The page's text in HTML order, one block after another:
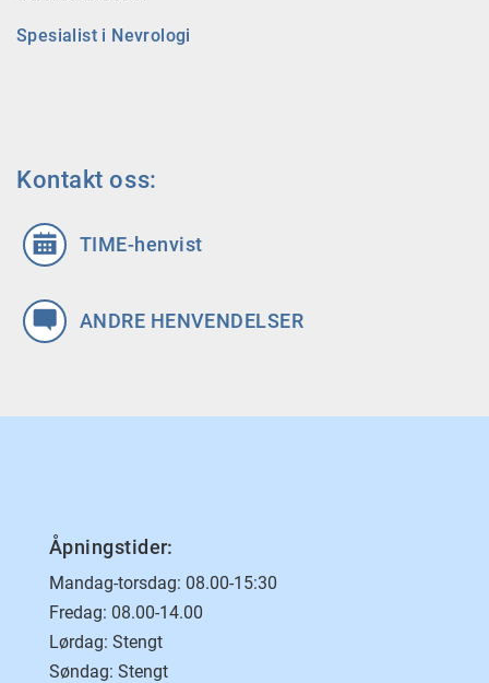
Spesialist i Nevrologi
Kontakt oss:
TIME-henvist
ANDRE HENVENDELSER
Åpningstider:
Mandag-torsdag: 08.00-15:30
Fredag: 08.00-14.00
Lørdag: Stengt
Søndag: Stengt